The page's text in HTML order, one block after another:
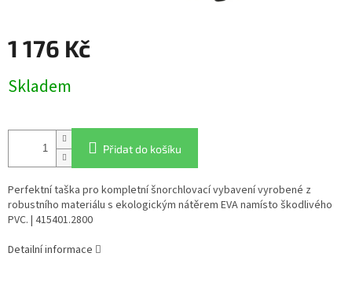
1 176 Kč
cena:
Skladem
Přidat do košíku
Perfektní taška pro kompletní šnorchlovací vybavení vyrobené z
robustního materiálu s ekologickým nátěrem EVA namísto škodlivého
PVC. | 415401.2800
Detailní informace